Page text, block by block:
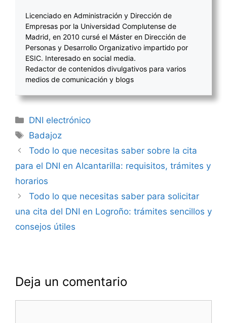
Licenciado en Administración y Dirección de
Empresas por la Universidad Complutense de
Madrid, en 2010 cursé el Máster en Dirección de
Personas y Desarrollo Organizativo impartido por
ESIC. Interesado en social media.
Redactor de contenidos divulgativos para varios
medios de comunicación y blogs
Categorías
DNI electrónico
Etiquetas
Badajoz
Navegación
de
entradas
Todo lo que necesitas saber sobre la cita
para el DNI en Alcantarilla: requisitos, trámites y
horarios
Todo lo que necesitas saber para solicitar
una cita del DNI en Logroño: trámites sencillos y
consejos útiles
Deja un comentario